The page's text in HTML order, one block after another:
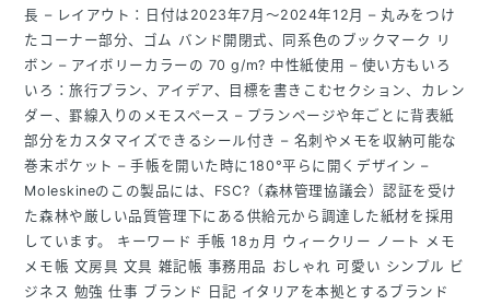
長 – レイアウト：日付は2023年7月〜2024年12月 – 丸みをつけ
たコーナー部分、ゴム バンド開閉式、同系色のブックマーク リ
ボン – アイボリーカラーの 70 g/m? 中性紙使用 – 使い方もいろ
いろ：旅行プラン、アイデア、目標を書きこむセクション、カレン
ダー、罫線入りのメモスペース – プランページや年ごとに背表紙
部分をカスタマイズできるシール付き – 名刺やメモを収納可能な
巻末ポケット – 手帳を開いた時に180°平らに開くデザイン –
Moleskineのこの製品には、FSC?（森林管理協議会）認証を受け
た森林や厳しい品質管理下にある供給元から調達した紙材を採用
しています。 キーワード 手帳 18ヵ月 ウィークリー ノート メモ
メモ帳 文房具 文具 雑記帳 事務用品 おしゃれ 可愛い シンプル ビ
ジネス 勉強 仕事 ブランド 日記 イタリアを本拠とするブランド